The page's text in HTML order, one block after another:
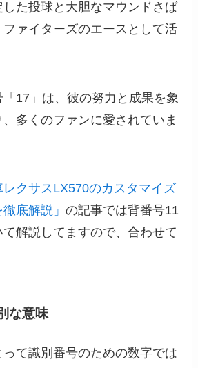
た投球と大胆なマウンドさば
ファイターズのエースとして活
17」は、彼の努力と成果を象
多くのファンに愛されていま
レクサスLX570のカスタマイズ
徹底解説」の記事では背番号11
解説してますので、合わせて
な意味
て識別番号のための数字では